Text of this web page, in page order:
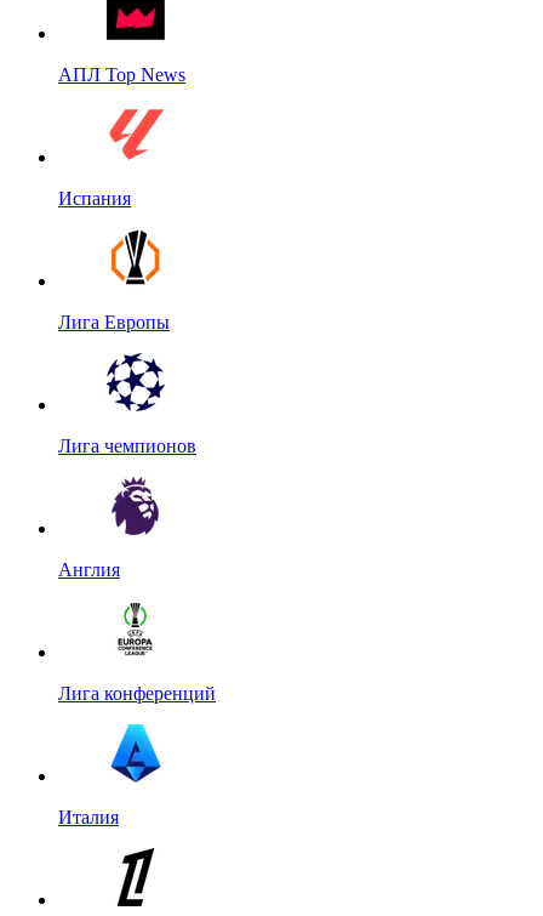
АПЛ Top News
Испания
Лига Европы
Лига чемпионов
Англия
Лига конференций
Италия